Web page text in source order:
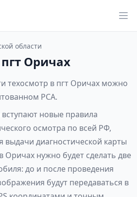
области
Оричах
техосмотр в пгт Оричах можно
РСА.
вступают новые правила
осмотра по всей РФ,
диагностической карты
Оричах нужно будет сделать две
до и после проведения
будут передаваться в